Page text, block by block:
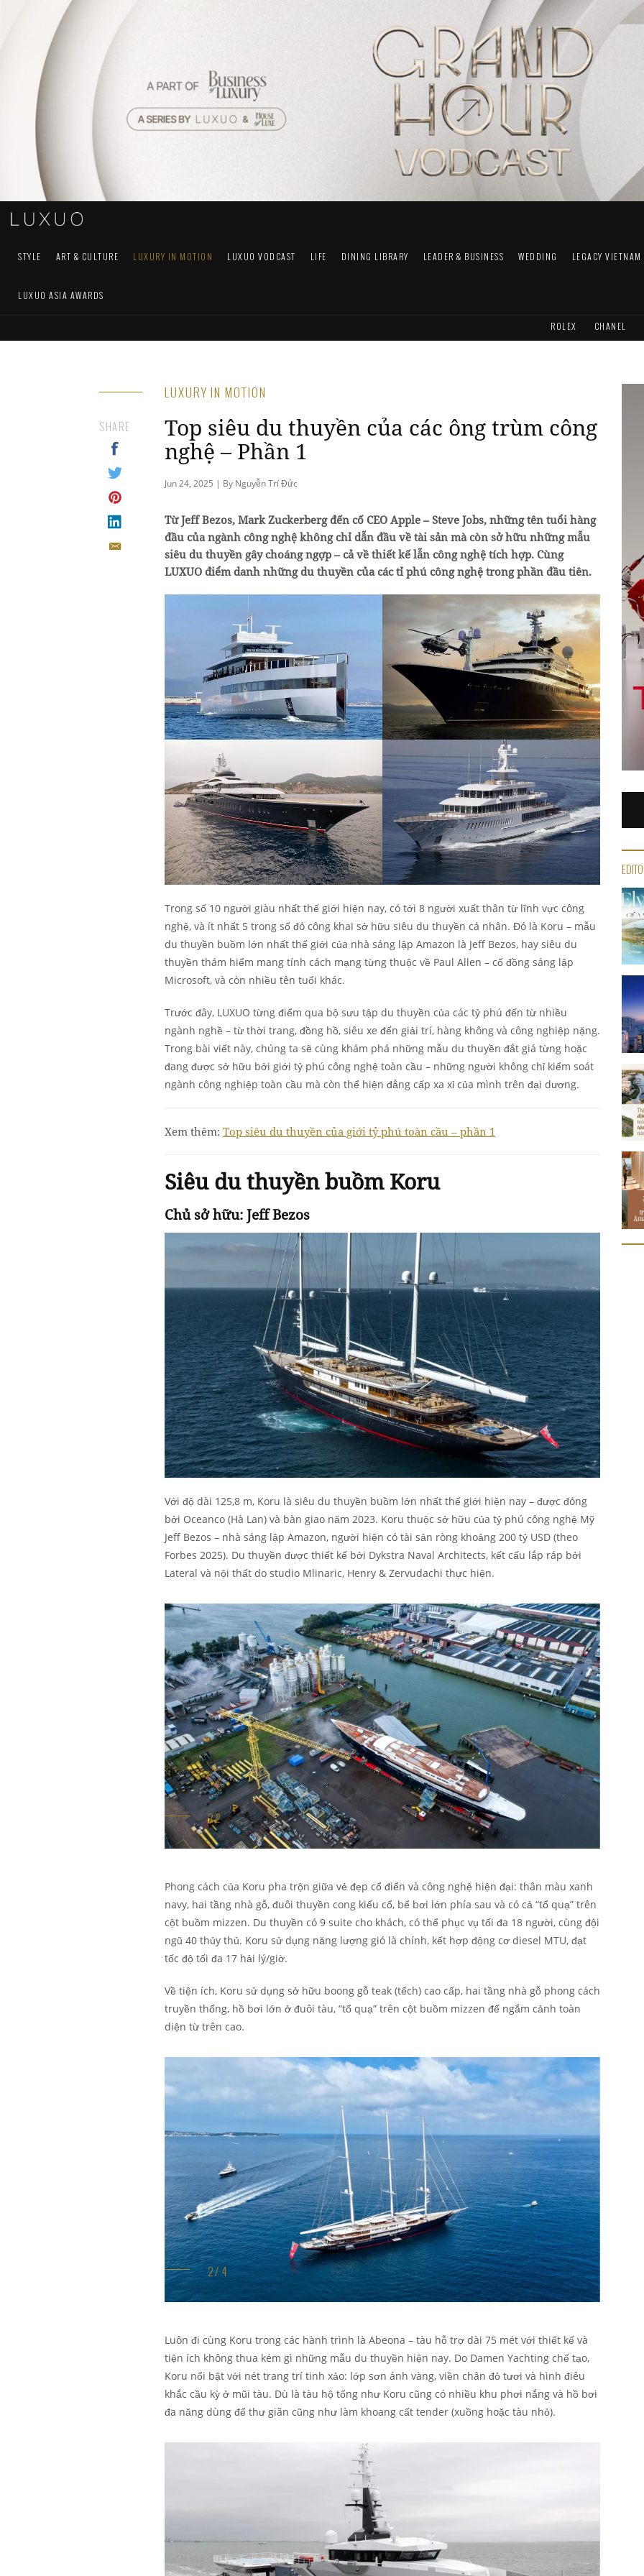
STYLE ART & CULTURE LUXURY IN MOTION LUXUO VODCAST LIFE DINING LIBRARY LEADER & BUSINESS WEDDING LEGACY VIETNAM
LUXUO ASIA AWARDS
ROLEX CHANEL
LUXURY IN MOTION
Top siêu du thuyền của các ông trùm công
nghệ – Phần 1
Jun 24, 2025 | By Nguyễn Trí Đức
SHARE
Từ Jeff Bezos, Mark Zuckerberg đến cố CEO Apple – Steve Jobs, những tên tuổi hàng
đầu của ngành công nghệ không chỉ dẫn đầu về tài sản mà còn sở hữu những mẫu
siêu du thuyền gây choáng ngợp – cả về thiết kế lẫn công nghệ tích hợp. Cùng
LUXUO điểm danh những du thuyền của các tỉ phú công nghệ trong phần đầu tiên.
Trong số 10 người giàu nhất thế giới hiện nay, có tới 8 người xuất thân từ lĩnh vực công
nghệ, và ít nhất 5 trong số đó công khai sở hữu siêu du thuyền cá nhân. Đó là Koru – mẫu
du thuyền buồm lớn nhất thế giới của nhà sáng lập Amazon là Jeff Bezos, hay siêu du
thuyền thám hiểm mang tính cách mạng từng thuộc về Paul Allen – cố đồng sáng lập
Microsoft, và còn nhiều tên tuổi khác.
Trước đây, LUXUO từng điểm qua bộ sưu tập du thuyền của các tỷ phú đến từ nhiều
ngành nghề – từ thời trang, đồng hồ, siêu xe đến giải trí, hàng không và công nghiệp nặng.
Trong bài viết này, chúng ta sẽ cùng khám phá những mẫu du thuyền đắt giá từng hoặc
đang được sở hữu bởi giới tỷ phú công nghệ toàn cầu – những người không chỉ kiểm soát
ngành công nghiệp toàn cầu mà còn thể hiện đẳng cấp xa xỉ của mình trên đại dương.
Xem thêm: Top siêu du thuyền của giới tỷ phú toàn cầu – phần 1
Siêu du thuyền buồm Koru
Chủ sở hữu: Jeff Bezos
Với độ dài 125,8 m, Koru là siêu du thuyền buồm lớn nhất thế giới hiện nay – được đóng
bởi Oceanco (Hà Lan) và bàn giao năm 2023. Koru thuộc sở hữu của tỷ phú công nghệ Mỹ
Jeff Bezos – nhà sáng lập Amazon, người hiện có tài sản ròng khoảng 200 tỷ USD (theo
Forbes 2025). Du thuyền được thiết kế bởi Dykstra Naval Architects, kết cấu lắp ráp bởi
Lateral và nội thất do studio Mlinaric, Henry & Zervudachi thực hiện.
Phong cách của Koru pha trộn giữa vẻ đẹp cổ điển và công nghệ hiện đại: thân màu xanh
navy, hai tầng nhà gỗ, đuôi thuyền cong kiểu cổ, bể bơi lớn phía sau và có cả “tổ quạ” trên
cột buồm mizzen. Du thuyền có 9 suite cho khách, có thể phục vụ tối đa 18 người, cùng đội
ngũ 40 thủy thủ. Koru sử dụng năng lượng gió là chính, kết hợp động cơ diesel MTU, đạt
tốc độ tối đa 17 hải lý/giờ.
Về tiện ích, Koru sử dụng sở hữu boong gỗ teak (tếch) cao cấp, hai tầng nhà gỗ phong cách
truyền thống, hồ bơi lớn ở đuôi tàu, “tổ quạ” trên cột buồm mizzen để ngắm cảnh toàn
diện từ trên cao.
Luôn đi cùng Koru trong các hành trình là Abeona – tàu hỗ trợ dài 75 mét với thiết kế và
tiện ích không thua kém gì những mẫu du thuyền hiện nay. Do Damen Yachting chế tạo,
Koru nổi bật với nét trang trí tinh xảo: lớp sơn ánh vàng, viền chân đỏ tươi và hình điêu
khắc cầu kỳ ở mũi tàu. Dù là tàu hộ tống như Koru cũng có nhiều khu phơi nắng và hồ bơi
đa năng dùng để thư giãn cũng như làm khoang cất tender (xuồng hoặc tàu nhỏ).